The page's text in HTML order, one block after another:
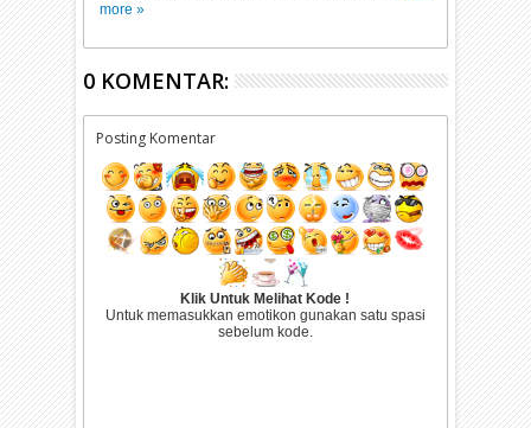
more »
0 KOMENTAR:
Posting Komentar
Klik Untuk Melihat Kode !
Untuk memasukkan emotikon gunakan satu spasi
sebelum kode.